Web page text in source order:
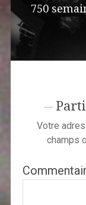
750
Votre
champs